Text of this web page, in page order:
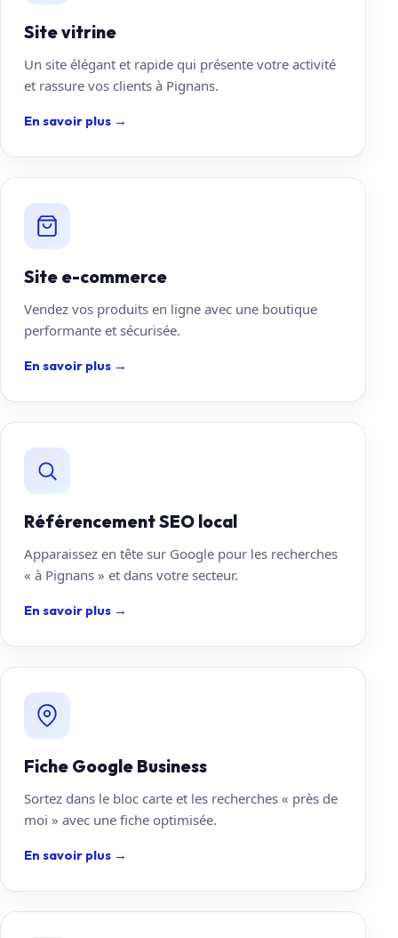
Site vitrine
Un site élégant et rapide qui présente votre activité
et rassure vos clients à Pignans.
En savoir plus →
Site e-commerce
Vendez vos produits en ligne avec une boutique
performante et sécurisée.
En savoir plus →
Référencement SEO local
Apparaissez en tête sur Google pour les recherches
« à Pignans » et dans votre secteur.
En savoir plus →
Fiche Google Business
Sortez dans le bloc carte et les recherches « près de
moi » avec une fiche optimisée.
En savoir plus →